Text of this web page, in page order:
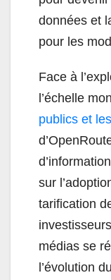
données et
pour les
Face à
l’échelle
publics et
sur
tarification
médias se
l’évolution